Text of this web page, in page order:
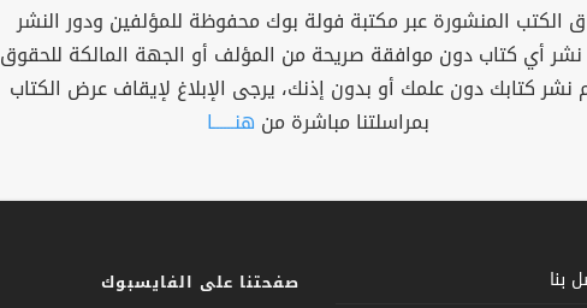
الكتب المنشورة عبر مكتبة فولة بوك محفوظة للمؤلفين ودور النشر
نشر أي كتاب دون موافقة صريحة من المؤلف أو الجهة المالكة للحقوق
نشر كتابك دون علمك أو بدون إذنك، يرجى الإبلاغ لإيقاف عرض الكتاب
بمراسلتنا مباشرة من هنــــــا
بنا صفحتنا على الفايسبوك